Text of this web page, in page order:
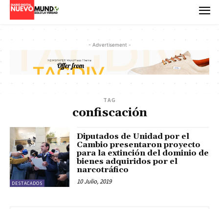
- Advertisement -
TAG
confiscación
DESTACADOS
Diputados de Unidad por el
Cambio presentaron proyecto
para la extinción del dominio de
bienes adquiridos por el
narcotráfico
10 Julio, 2019